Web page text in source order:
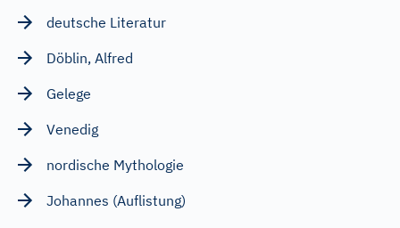
deutsche Literatur
Döblin, Alfred
Gelege
Venedig
nordische Mythologie
Johannes (Auflistung)